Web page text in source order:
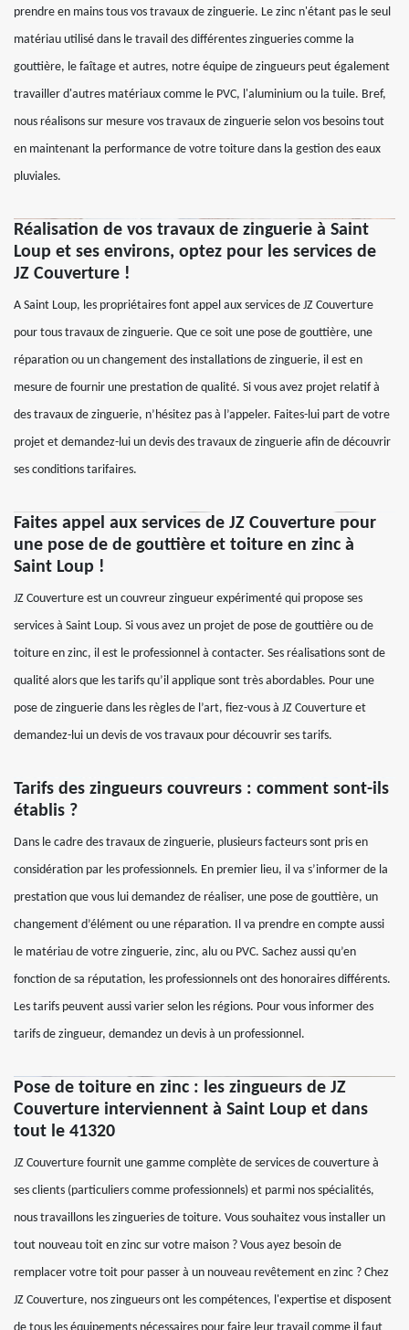
prendre en mains tous vos travaux de zinguerie. Le zinc n'étant pas le seul
matériau utilisé dans le travail des différentes zingueries comme la
gouttière, le faîtage et autres, notre équipe de zingueurs peut également
travailler d'autres matériaux comme le PVC, l'aluminium ou la tuile. Bref,
nous réalisons sur mesure vos travaux de zinguerie selon vos besoins tout
en maintenant la performance de votre toiture dans la gestion des eaux
pluviales.
Réalisation de vos travaux de zinguerie à Saint
Loup et ses environs, optez pour les services de
JZ Couverture !
A Saint Loup, les propriétaires font appel aux services de JZ Couverture
pour tous travaux de zinguerie. Que ce soit une pose de gouttière, une
réparation ou un changement des installations de zinguerie, il est en
mesure de fournir une prestation de qualité. Si vous avez projet relatif à
des travaux de zinguerie, n’hésitez pas à l’appeler. Faites-lui part de votre
projet et demandez-lui un devis des travaux de zinguerie afin de découvrir
ses conditions tarifaires.
Faites appel aux services de JZ Couverture pour
une pose de de gouttière et toiture en zinc à
Saint Loup !
JZ Couverture est un couvreur zingueur expérimenté qui propose ses
services à Saint Loup. Si vous avez un projet de pose de gouttière ou de
toiture en zinc, il est le professionnel à contacter. Ses réalisations sont de
qualité alors que les tarifs qu’il applique sont très abordables. Pour une
pose de zinguerie dans les règles de l’art, fiez-vous à JZ Couverture et
demandez-lui un devis de vos travaux pour découvrir ses tarifs.
Tarifs des zingueurs couvreurs : comment sont-ils
établis ?
Dans le cadre des travaux de zinguerie, plusieurs facteurs sont pris en
considération par les professionnels. En premier lieu, il va s’informer de la
prestation que vous lui demandez de réaliser, une pose de gouttière, un
changement d’élément ou une réparation. Il va prendre en compte aussi
le matériau de votre zinguerie, zinc, alu ou PVC. Sachez aussi qu’en
fonction de sa réputation, les professionnels ont des honoraires différents.
Les tarifs peuvent aussi varier selon les régions. Pour vous informer des
tarifs de zingueur, demandez un devis à un professionnel.
Pose de toiture en zinc : les zingueurs de JZ
Couverture interviennent à Saint Loup et dans
tout le 41320
JZ Couverture fournit une gamme complète de services de couverture à
ses clients (particuliers comme professionnels) et parmi nos spécialités,
nous travaillons les zingueries de toiture. Vous souhaitez vous installer un
tout nouveau toit en zinc sur votre maison ? Vous ayez besoin de
remplacer votre toit pour passer à un nouveau revêtement en zinc ? Chez
JZ Couverture, nos zingueurs ont les compétences, l'expertise et disposent